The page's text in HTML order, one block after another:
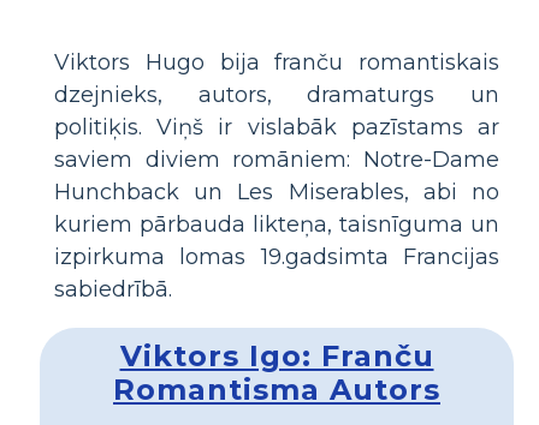
Viktors Hugo bija franču romantiskais
dzejnieks, autors, dramaturgs un
politiķis. Viņš ir vislabāk pazīstams ar
saviem diviem romāniem: Notre-Dame
Hunchback un Les Miserables, abi no
kuriem pārbauda likteņa, taisnīguma un
izpirkuma lomas 19.gadsimta Francijas
sabiedrībā.
Viktors Igo: Franču
Romantisma Autors